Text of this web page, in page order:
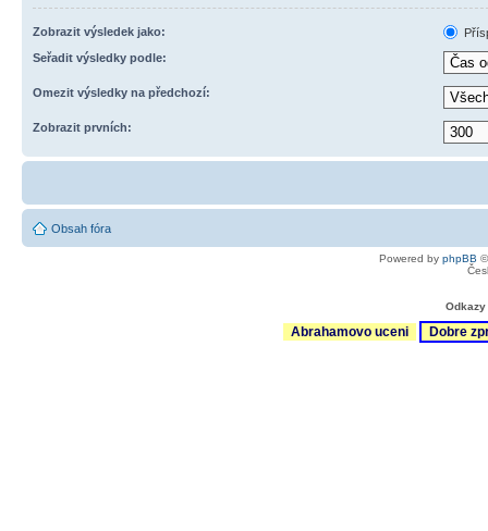
Zobrazit výsledek jako:
Seřadit výsledky podle:
Omezit výsledky na předchozí:
Zobrazit prvních:
Obsah fóra
Powered by phpBB
Abrahamovo uceni Dobre